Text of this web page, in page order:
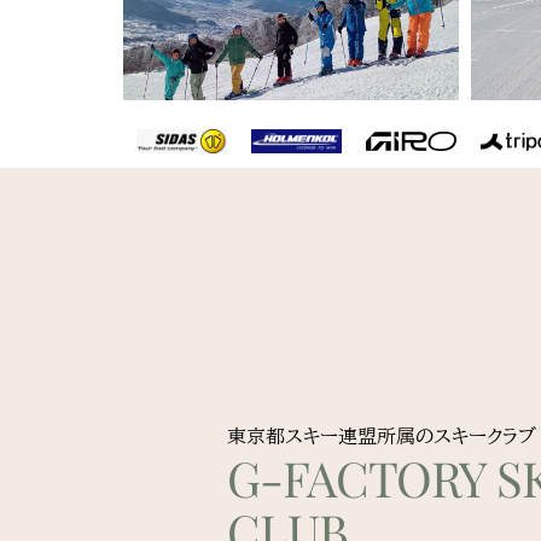
東京都スキー連盟所属のスキークラブ
G-FACTORY